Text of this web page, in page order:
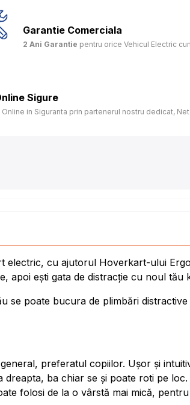
Garantie Comerciala
2 Ani Garantie pentru orice Vehicul Electric
Sigure
in Siguranta prin partenerul nostru dedicat,
cu ajutorul Hoverkart-ului
apoi ești gata de distracție cu noul tău
poate bucura de plimbări
preferatul copiilor. Ușor și
ba chiar se și poate roti pe
folosi de la o vârstă mai mică,